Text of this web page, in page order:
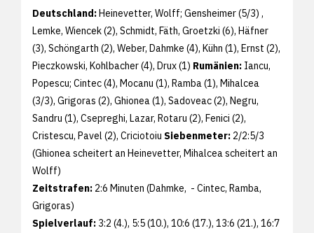
Deutschland:Heinevetter, Wolff; Gensheimer (5/3) ,
Lemke, Wiencek (2), Schmidt, Fäth, Groetzki (6), Häfner
(3), Schöngarth (2), Weber, Dahmke (4), Kühn (1), Ernst (2),
Pieczkowski, Kohlbacher (4), Drux (1) Rumänien: Iancu,
Popescu; Cintec (4), Mocanu (1), Ramba (1), Mihalcea
(3/3), Grigoras (2), Ghionea (1), Sadoveac (2), Negru,
Sandru (1), Csepreghi, Lazar, Rotaru (2), Fenici (2),
Cristescu, Pavel (2), Criciotoiu Siebenmeter: 2/2:5/3
(Ghionea scheitert an Heinevetter, Mihalcea scheitert an
Wolff)
Zeitstrafen: 2:6 Minuten (Dahmke, - Cintec, Ramba,
Grigoras)
Spielverlauf: 3:2 (4.), 5:5 (10.), 10:6 (17.), 13:6 (21.), 16:7